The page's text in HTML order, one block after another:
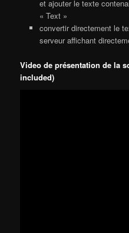
et ajouter le texte
« Text »
convertir directement le
serveur affichant
Video de présentation de la
included)